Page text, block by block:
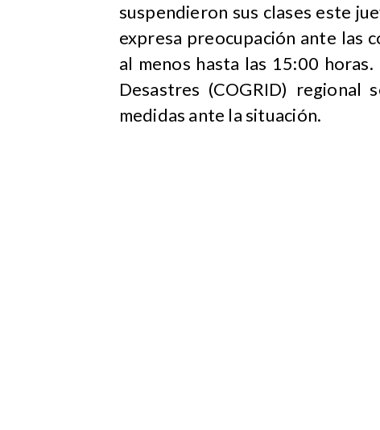
suspendieron sus clases este
expresa preocupación ante las
al menos hasta las 15:00
Desastres (COGRID) regional
medidas ante la situación.